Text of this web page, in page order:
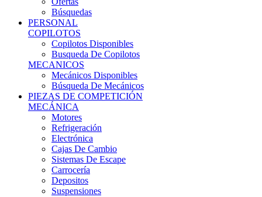
PERSONAL
COPILOTOS
Copilotos Disponibles
Busqueda De Copilotos
MECANICOS
Mecánicos Disponibles
Búsqueda De Mecánicos
PIEZAS DE COMPETICIÓN
MECÁNICA
Motores
Refrigeración
Electrónica
Cajas De Cambio
Sistemas De Escape
Carrocería
Depositos
Suspensiones
Frenos